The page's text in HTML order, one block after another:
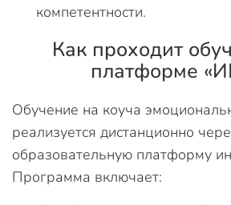
компетентности.
Как проходит
платформе
Обучение на коуча
реализуется дистанционно
образовательную платформу
Программа включает: